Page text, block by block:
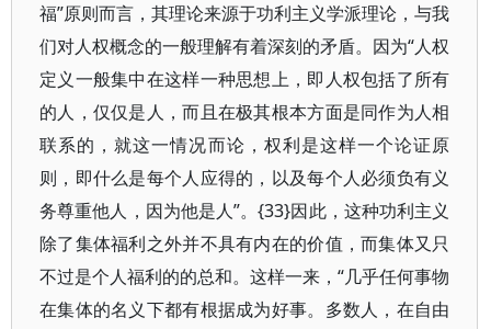
福”原则而言，其理论来源于功利主义学派理论，与我
们对人权概念的一般理解有着深刻的矛盾。因为“人权
定义一般集中在这样一种思想上，即人权包括了所有
的人，仅仅是人，而且在极其根本方面是同作为人相
联系的，就这一情况而论，权利是这样一个论证原
则，即什么是每个人应得的，以及每个人必须负有义
务尊重他人，因为他是人”。{33}因此，这种功利主义
除了集体福利之外并不具有内在的价值，而集体又只
不过是个人福利的的总和。这样一来，“几乎任何事物
在集体的名义下都有根据成为好事。多数人，在自由